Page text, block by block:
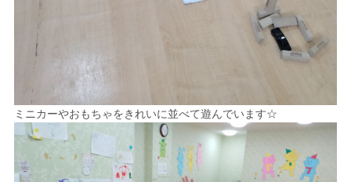
ミニカーやおもちゃをきれいに並べて遊んでいます☆